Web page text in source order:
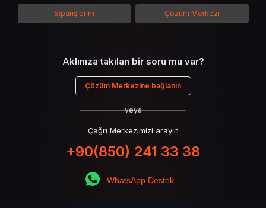
kullanımının avantajlarından da bahsedilecektir.
Siparişlerim Çözüm Merkezi
Aklınıza takılan bir soru mu var?
Çözüm Merkezine bağlanın
veya
Çağrı Merkezimizi arayın
+90(850) 241 33 38
WhatsApp Destek